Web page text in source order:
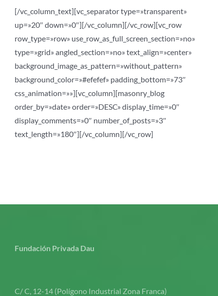
[/vc_column_text][vc_separator type=»transparent»
up=»20″ down=»0″][/vc_column][/vc_row][vc_row
row_type=»row» use_row_as_full_screen_section=»no»
type=»grid» angled_section=»no» text_align=»center»
background_image_as_pattern=»without_pattern»
background_color=»#efefef» padding_bottom=»73″
css_animation=»»][vc_column][masonry_blog
order_by=»date» order=»DESC» display_time=»0″
display_comments=»0″ number_of_posts=»3″
text_length=»180″][/vc_column][/vc_row]
Fundación Privada Dau
C/ C, 12-14 (Polígono Industrial Zona Franca)